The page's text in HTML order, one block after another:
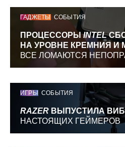
ГАДЖЕТЫ СОБЫТИЯ
ПРОЦЕССОРЫINTEL
НА УРОВНЕ КРЕМНИЯ И
ВСЕ ЛОМАЮТСЯ
ИГРЫ СОБЫТИЯ
RAZER ВЫПУСТИЛА
НАСТОЯЩИХ ГЕЙМЕРОВ